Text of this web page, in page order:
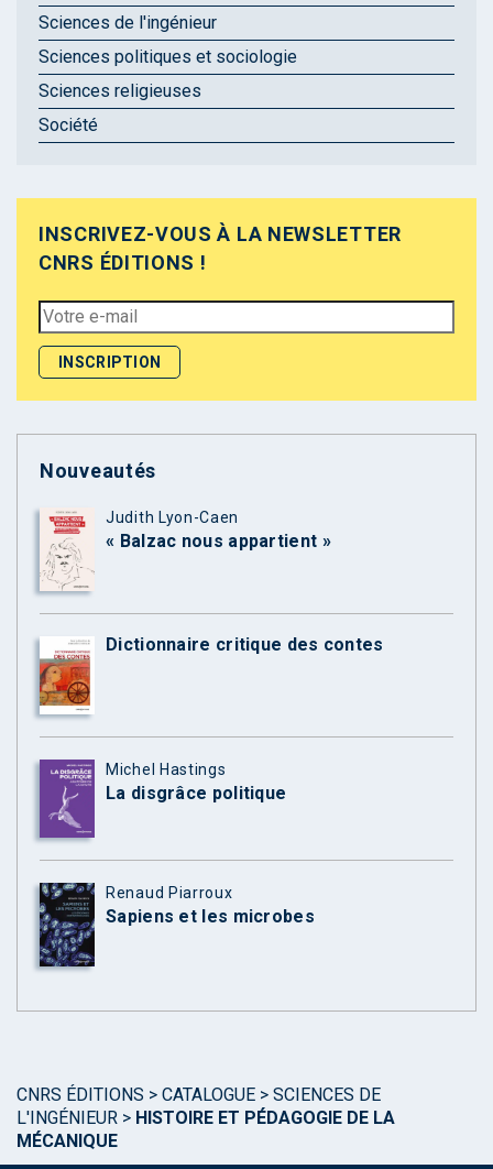
Sciences de l'ingénieur
Sciences politiques et sociologie
Sciences religieuses
Société
INSCRIVEZ-VOUS À LA NEWSLETTER
CNRS ÉDITIONS !
Nouveautés
Judith Lyon-Caen
« Balzac nous appartient »
Dictionnaire critique des contes
Michel Hastings
La disgrâce politique
Renaud Piarroux
Sapiens et les microbes
CNRS ÉDITIONS > CATALOGUE > SCIENCES DE
L'INGÉNIEUR > HISTOIRE ET PÉDAGOGIE DE LA
MÉCANIQUE